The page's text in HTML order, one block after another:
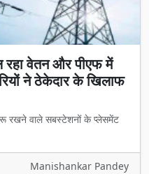
वेतन और पीएफ में
ने ठेकेदार के खिलाफ
रखने वाले सबस्टेशनों के प्लेसमेंट
Manishankar Pandey